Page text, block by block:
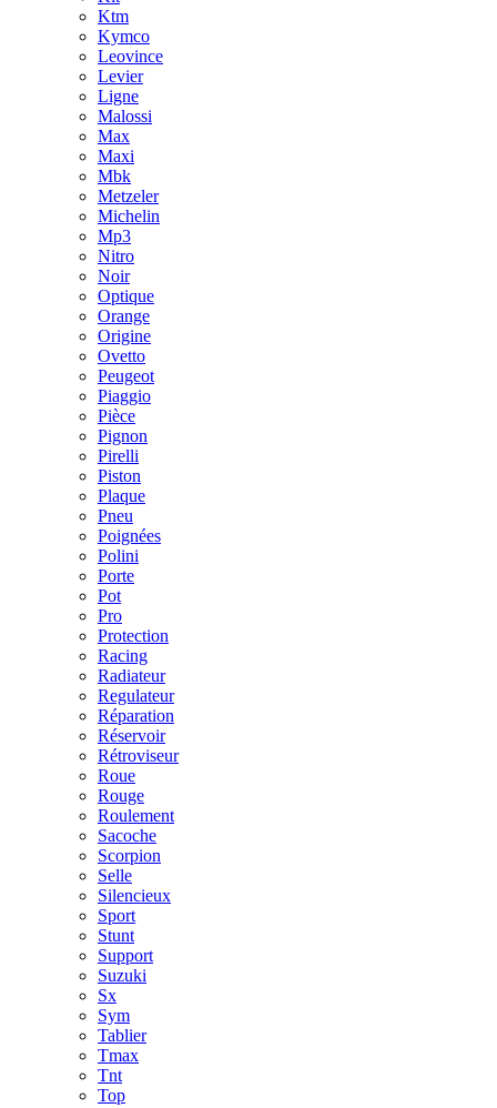
Ktm
Kymco
Leovince
Levier
Ligne
Malossi
Max
Maxi
Mbk
Metzeler
Michelin
Mp3
Nitro
Noir
Optique
Orange
Origine
Ovetto
Peugeot
Piaggio
Pièce
Pignon
Pirelli
Piston
Plaque
Pneu
Poignées
Polini
Porte
Pot
Pro
Protection
Racing
Radiateur
Regulateur
Réparation
Réservoir
Rétroviseur
Roue
Rouge
Roulement
Sacoche
Scorpion
Selle
Silencieux
Sport
Stunt
Support
Suzuki
Sx
Sym
Tablier
Tmax
Tnt
Top